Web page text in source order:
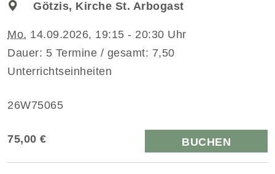
Götzis, Kirche St. Arbogast
Mo. 14.09.2026, 19:15 - 20:30 Uhr
Dauer: 5 Termine / gesamt: 7,50
Unterrichtseinheiten
26W75065
75,00 € BUCHEN